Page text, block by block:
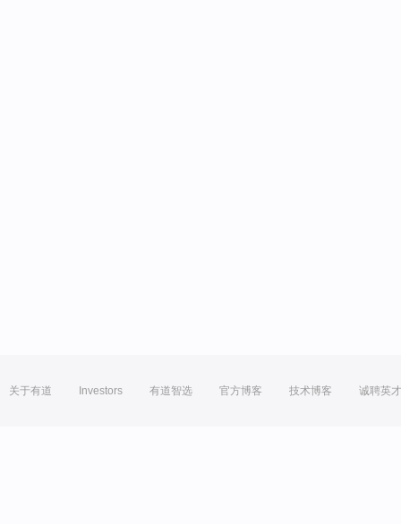
关于有道 Investors 有道智选 官方博客 技术博客 诚聘英才